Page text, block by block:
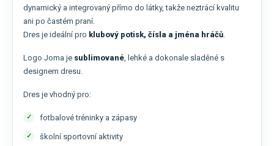
dynamický a integrovaný přímo do látky, takže neztrácí kvalitu
ani po častém praní.
Dres je ideální pro klubový potisk, čísla a jména hráčů.
Logo Joma je sublimované, lehké a dokonale sladěné s
designem dresu.
Dres je vhodný pro:
fotbalové tréninky a zápasy
školní sportovní aktivity